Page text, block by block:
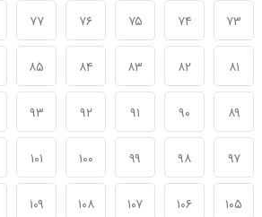
۷۳ ۷۴ ۷۵ ۷۶ ۷۷
۸۱ ۸۲ ۸۳ ۸۴ ۸۵
۸۹ ۹۰ ۹۱ ۹۲ ۹۳
۹۷ ۹۸ ۹۹ ۱۰۰ ۱۰۱
۱۰۵ ۱۰۶ ۱۰۷ ۱۰۸ ۱۰۹